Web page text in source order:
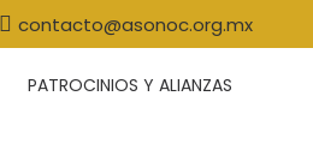
contacto@asonoc.org.mx
PATROCINIOS Y ALIANZAS